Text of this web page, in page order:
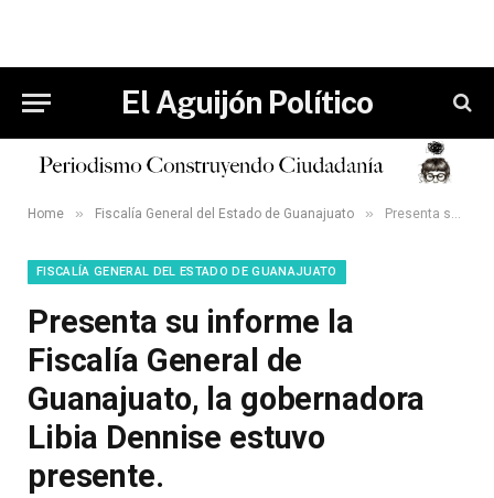
El Aguijón Político
Home » Fiscalía General del Estado de Guanajuato » Presenta su informe la Fiscalía General de Guanajuato, la gobernadora Libia Dennise estuvo presente.
FISCALÍA GENERAL DEL ESTADO DE GUANAJUATO
Presenta su informe la
Fiscalía General de
Guanajuato, la gobernadora
Libia Dennise estuvo
presente.